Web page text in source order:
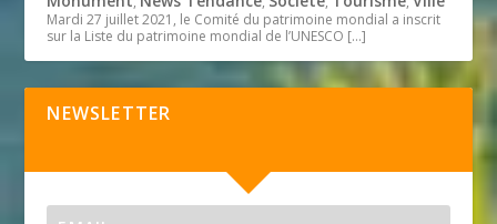
Mardi 27 juillet 2021, le Comité du patrimoine mondial a inscrit
sur la Liste du patrimoine mondial de l’UNESCO […]
NEWSLETTER